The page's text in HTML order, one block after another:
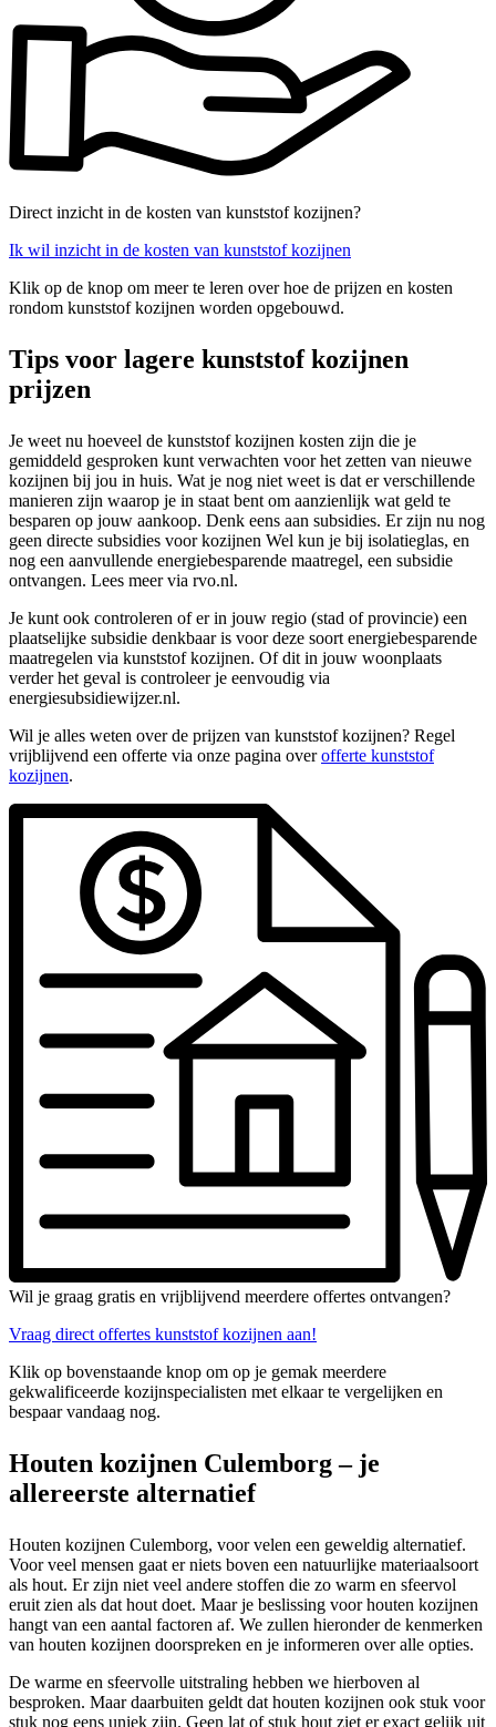
Direct inzicht in de kosten van kunststof kozijnen?
Ik wil inzicht in de kosten van kunststof kozijnen
Klik op de knop om meer te leren over hoe de prijzen en kosten
rondom kunststof kozijnen worden opgebouwd.
Tips voor lagere kunststof kozijnen
prijzen
Je weet nu hoeveel de kunststof kozijnen kosten zijn die je
gemiddeld gesproken kunt verwachten voor het zetten van nieuwe
kozijnen bij jou in huis. Wat je nog niet weet is dat er verschillende
manieren zijn waarop je in staat bent om aanzienlijk wat geld te
besparen op jouw aankoop. Denk eens aan subsidies. Er zijn nu nog
geen directe subsidies voor kozijnen Wel kun je bij isolatieglas, en
nog een aanvullende energiebesparende maatregel, een subsidie
ontvangen. Lees meer via rvo.nl.
Je kunt ook controleren of er in jouw regio (stad of provincie) een
plaatselijke subsidie denkbaar is voor deze soort energiebesparende
maatregelen via kunststof kozijnen. Of dit in jouw woonplaats
verder het geval is controleer je eenvoudig via
energiesubsidiewijzer.nl.
Wil je alles weten over de prijzen van kunststof kozijnen? Regel
vrijblijvend een offerte via onze pagina overofferte kunststof
kozijnen.
Wil je graag gratis en vrijblijvend meerdere offertes ontvangen?
Vraag direct offertes kunststof kozijnen aan!
Klik op bovenstaande knop om op je gemak meerdere
gekwalificeerde kozijnspecialisten met elkaar te vergelijken en
bespaar vandaag nog.
Houten kozijnen Culemborg – je
allereerste alternatief
Houten kozijnen Culemborg, voor velen een geweldig alternatief.
Voor veel mensen gaat er niets boven een natuurlijke materiaalsoort
als hout. Er zijn niet veel andere stoffen die zo warm en sfeervol
eruit zien als dat hout doet. Maar je beslissing voor houten kozijnen
hangt van een aantal factoren af. We zullen hieronder de kenmerken
van houten kozijnen doorspreken en je informeren over alle opties.
De warme en sfeervolle uitstraling hebben we hierboven al
besproken. Maar daarbuiten geldt dat houten kozijnen ook stuk voor
stuk nog eens uniek zijn. Geen lat of stuk hout ziet er exact gelijk uit